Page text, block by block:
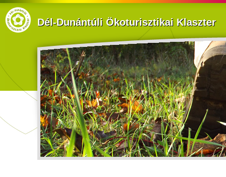
Dél-Dunántúli Ökoturisztikai Klaszter